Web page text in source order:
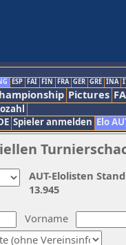
ESP FAI FIN FRA GER GRE INA
Pictures
Spieler anmelden Elo
Vorname
AUT-Elolisten
13.945